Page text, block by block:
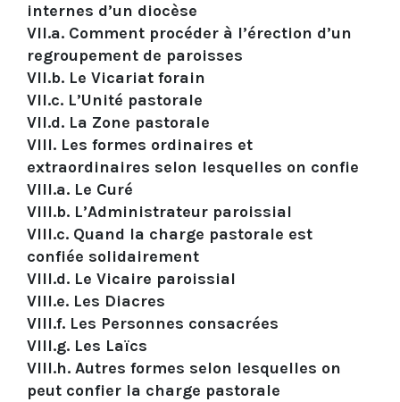
internes d’un diocèse
VII.a. Comment procéder à l’érection d’un
regroupement de paroisses
VII.b. Le Vicariat forain
VII.c. L’Unité pastorale
VII.d. La Zone pastorale
VIII. Les formes ordinaires et
extraordinaires selon lesquelles on confie
VIII.a. Le Curé
VIII.b. L’Administrateur paroissial
VIII.c. Quand la charge pastorale est
confiée solidairement
VIII.d. Le Vicaire paroissial
VIII.e. Les Diacres
VIII.f. Les Personnes consacrées
VIII.g. Les Laïcs
VIII.h. Autres formes selon lesquelles on
peut confier la charge pastorale